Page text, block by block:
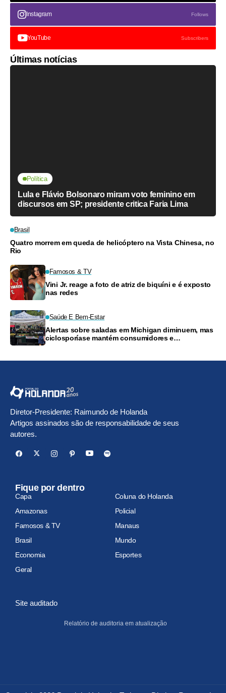
Instagram Follows
YouTube Subscribers
Últimas notícias
Política
Lula e Flávio Bolsonaro miram voto feminino em
discursos em SP; presidente critica Faria Lima
Brasil
Quatro morrem em queda de helicóptero na Vista Chinesa, no
Rio
Famosos & TV
Vini Jr. reage a foto de atriz de biquíni e é exposto
nas redes
Saúde E Bem-Estar
Alertas sobre saladas em Michigan diminuem, mas
ciclosporíase mantém consumidores e
Diretor-Presidente: Raimundo de Holanda
Artigos assinados são de responsabilidade de seus
autores.
Fique por dentro
Capa
Coluna do Holanda
Amazonas
Policial
Famosos & TV
Manaus
Brasil
Mundo
Economia
Esportes
Geral
Site auditado
Relatório de auditoria em atualização